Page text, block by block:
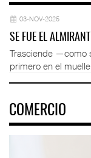
03-NOV-2025
SE FUE EL
Trasciende —como
primero en el muelle
COMERCIO